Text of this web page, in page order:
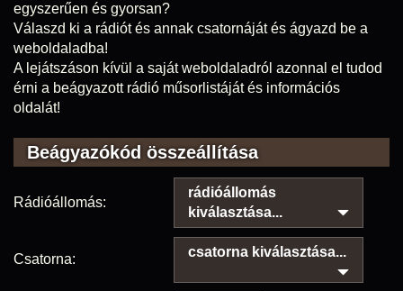
egyszerűen és gyorsan?
Válaszd ki a rádiót és annak csatornáját és ágyazd be a
weboldaladba!
A lejátszáson kívül a saját weboldaladról azonnal el tudod
érni a beágyazott rádió műsorlistáját és információs
oldalát!
Beágyazókód összeállítása
Rádióállomás:
rádióállomás
kiválasztása...
Csatorna: csatorna kiválasztása...